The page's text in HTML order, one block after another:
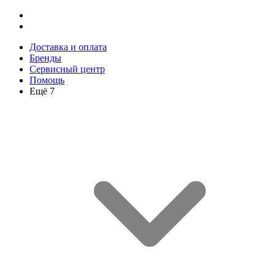
Доставка и оплата
Бренды
Сервисный центр
Помощь
Ещё 7